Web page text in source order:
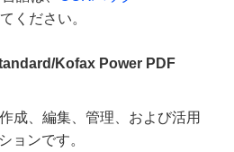
ください。
Kofax Power PDF
成、編集、管理、および活用
ョンです。